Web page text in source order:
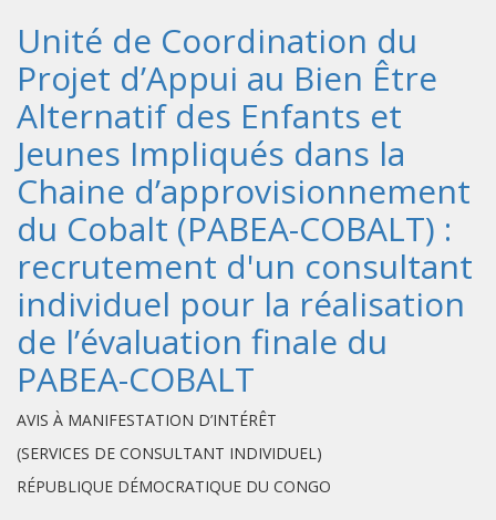
Unité de Coordination du
Projet d’Appui au Bien Être
Alternatif des Enfants et
Jeunes Impliqués dans la
Chaine d’approvisionnement
du Cobalt (PABEA-COBALT) :
recrutement d'un consultant
individuel pour la réalisation
de l’évaluation finale du
PABEA-COBALT
AVIS À MANIFESTATION D’INTÉRÊT
(SERVICES DE CONSULTANT INDIVIDUEL)
RÉPUBLIQUE DÉMOCRATIQUE DU CONGO